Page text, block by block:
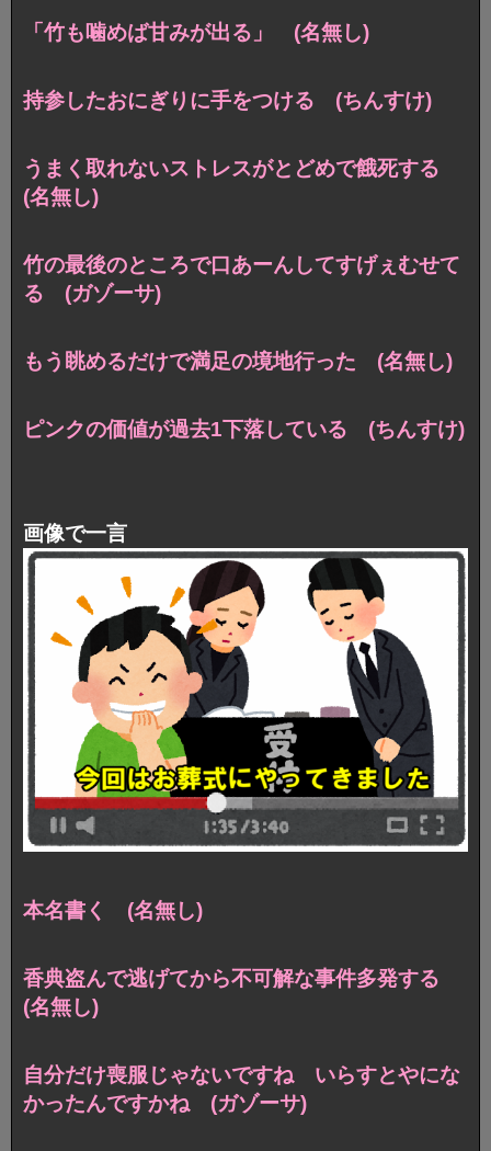
「竹も噛めば甘みが出る」 (名無し)
持参したおにぎりに手をつける (ちんすけ)
うまく取れないストレスがとどめで餓死する
(名無し)
竹の最後のところで口あーんしてすげぇむせて
る (ガゾーサ)
もう眺めるだけで満足の境地行った (名無し)
ピンクの価値が過去1下落している (ちんすけ)
画像で一言
本名書く (名無し)
香典盗んで逃げてから不可解な事件多発する
(名無し)
自分だけ喪服じゃないですね いらすとやにな
かったんですかね (ガゾーサ)